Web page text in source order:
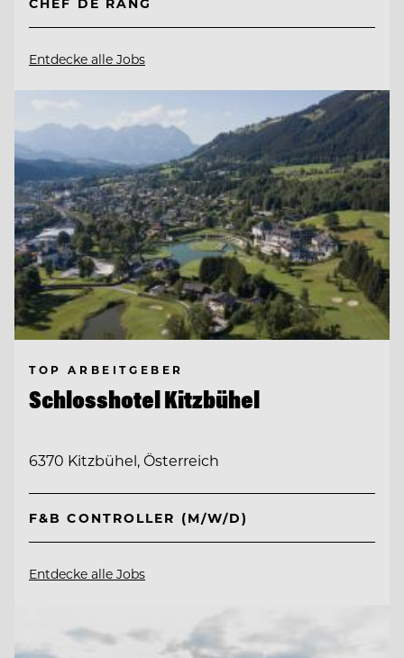
Entdecke alle Jobs
TOP ARBEITGEBER
Schlosshotel Kitzbühel
6370 Kitzbühel, Österreich
F&B CONTROLLER (M/W/D)
Entdecke alle Jobs